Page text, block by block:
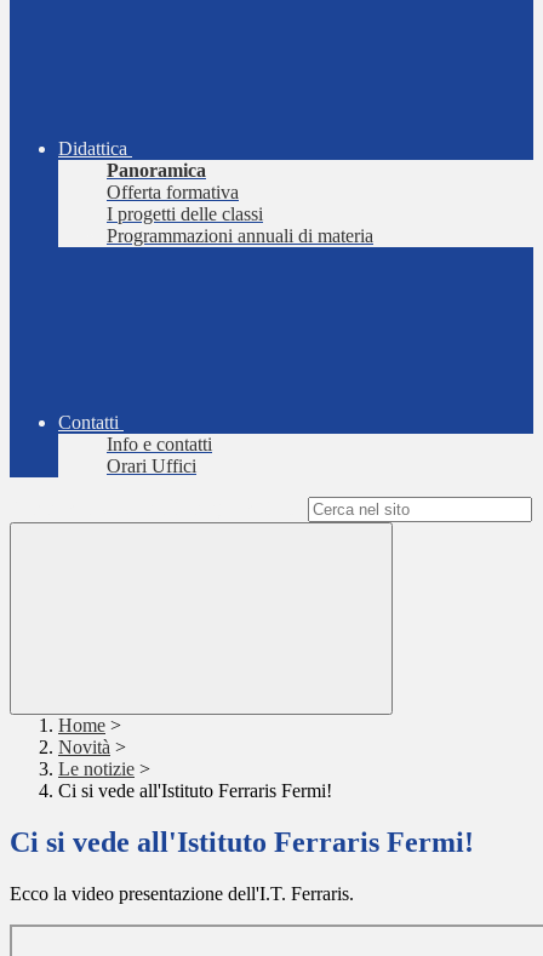
Didattica
Panoramica
Offerta formativa
I progetti delle classi
Programmazioni annuali di materia
Contatti
Info e contatti
Orari Uffici
Home >
Novità >
Le notizie >
Ci si vede all'Istituto Ferraris Fermi!
Ci si vede all'Istituto Ferraris Fermi!
Ecco la video presentazione dell'I.T. Ferraris.